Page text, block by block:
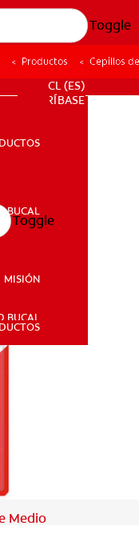
Toggle
SALUD BUCAL
DE PRODUCTOS
CL (ES)
SUSCRÍBASE
BUCAL
MISIÓN
BUCAL
Toggle
Productos Cepillos
Medio